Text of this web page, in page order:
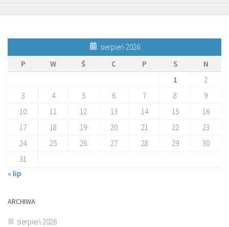
sierpień 2026
P
W Ś C P S
N
1
2
3
4 5 6 7 8
9
10
11 12 13 14 15
16
17
18 19 20 21 22
23
24
25 26 27 28 29
30
31
« lip
ARCHIWA
sierpień 2026